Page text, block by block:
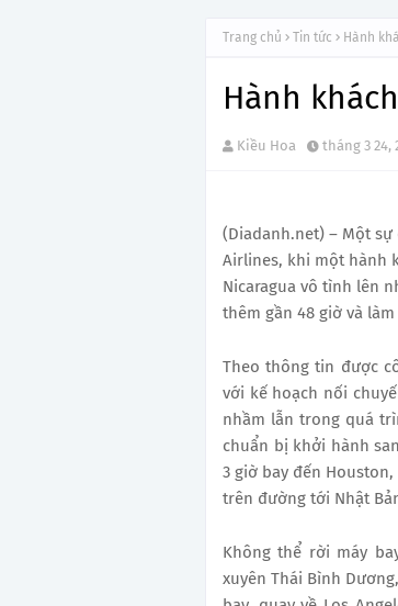
Trang chủ Tin tức Hành
Hành
Kiều Hoa tháng 3 24,
(Diadanh.net) – Một
Airlines, khi một hành
Nicaragua vô tình lên
thêm gần 48 giờ và
Theo thông tin được
với kế hoạch nối
nhầm lẫn trong quá
chuẩn bị khởi hành
3 giờ bay đến
trên đường tới Nhật
Không thể rời máy
xuyên Thái Bình